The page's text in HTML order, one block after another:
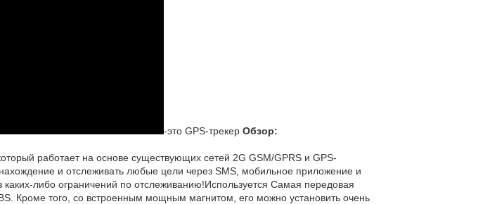
-это GPS-трекер Обзор:
работает на основе существующих сетей 2G GSM/GPRS и GPS-
и отслеживать любые цели через SMS, мобильное приложение и
либо ограничений по отслеживанию!Используется Самая передовая
Кроме того, со встроенным мощным магнитом, его можно установить очень